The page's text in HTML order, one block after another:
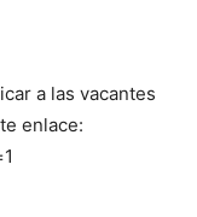
a las vacantes
enlace: